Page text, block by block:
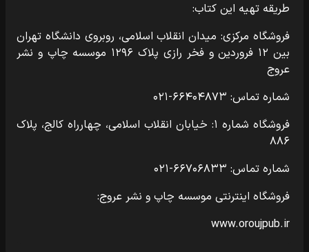
طریقه تهیه این کتاب:
فروشگاه مرکزی: میدان انقلاب اسلامی، روبروی دانشگاه تهران
بین ۱۲ فروردین و فخر رازی پلاک ۱۲۹۶ موسسه چاپ و نشر
عروج
شماره تماس: ۶۶۴۰۴۸۷۳-۰۲۱
فروشگاه شماره ۱: خیابان انقلاب اسلامی، چهارراه کالج، پلاک
۸۸۶
شماره تماس: ۶۶۷۰۶۸۳۳-۰۲۱
فروشگاه اینترنتی موسسه چاپ و نشر عروج:
www.oroujpub.ir